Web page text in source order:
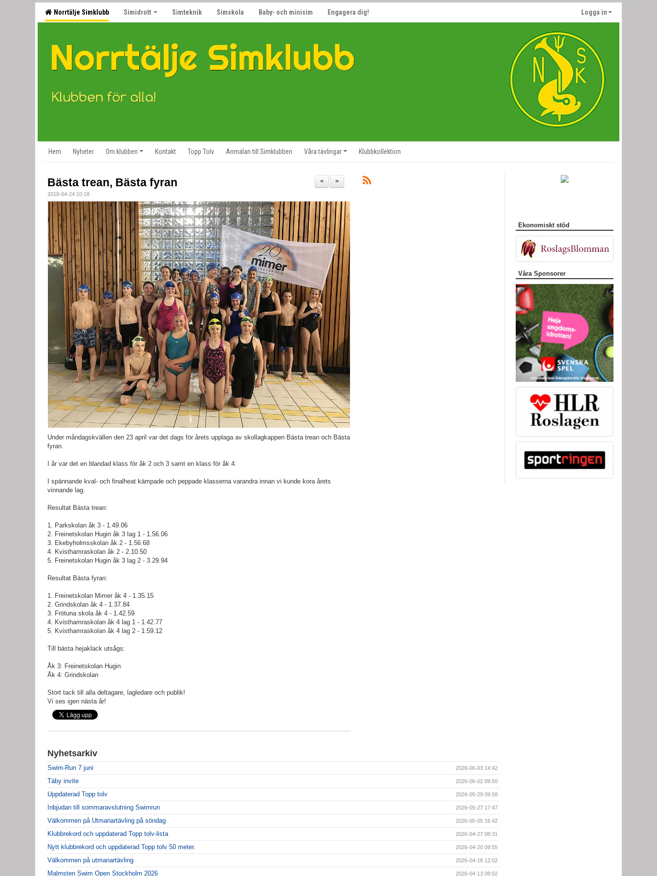
Norrtälje Simklubb Simidrott Simteknik Simskola Baby- och minisim Engagera dig! Logga in
Hem Nyheter Om klubben Kontakt Topp Tolv Anmälan till Simklubben Våra tävlingar Klubbkollektion
>
<
Bästa trean, Bästa fyran
2018-04-24 10:18
Under måndagskvällen den 23 april var det dags för årets upplaga av skollagkappen Bästa trean och Bästa
fyran.
I år var det en blandad klass för åk 2 och 3 samt en klass för åk 4.
I spännande kval- och finalheat kämpade och peppade klasserna varandra innan vi kunde kora årets
vinnande lag.
Resultat Bästa trean:
1. Parkskolan åk 3 - 1.49.06
2. Freinetskolan Hugin åk 3 lag 1 - 1.56.06
3. Ekebyholmsskolan åk 2 - 1.56.68
4. Kvisthamraskolan åk 2 - 2.10.50
5. Freinetskolan Hugin åk 3 lag 2 - 3.29.94
Resultat Bästa fyran:
1. Freinetskolan Mimer åk 4 - 1.35.15
2. Grindskolan åk 4 - 1.37.84
3. Frötuna skola åk 4 - 1.42.59
4. Kvisthamraskolan åk 4 lag 1 - 1.42.77
5. Kvisthamraskolan åk 4 lag 2 - 1.59.12
Till bästa hejaklack utsågs:
Åk 3: Freinetskolan Hugin
Åk 4: Grindskolan
Stort tack till alla deltagare, lagledare och publik!
Vi ses igen nästa år!
Nyhetsarkiv
Swim-Run 7 juni 2026-06-03 14:42
Täby invite 2026-06-02 09:50
Uppdaterad Topp tolv 2026-05-29 09:58
Inbjudan till sommaravslutning Swimrun 2026-05-27 17:47
Välkommen på Utmanartävling på söndag 2026-05-05 16:42
Klubbrekord och uppdaterad Topp tolv-lista 2026-04-27 08:31
Nytt klubbrekord och uppdaterad Topp tolv 50 meter. 2026-04-20 09:55
Välkommen på utmanartävling 2026-04-18 12:02
Malmsten Swim Open Stockholm 2026 2026-04-13 08:02
Ekonomiskt stöd
Våra Sponsorer